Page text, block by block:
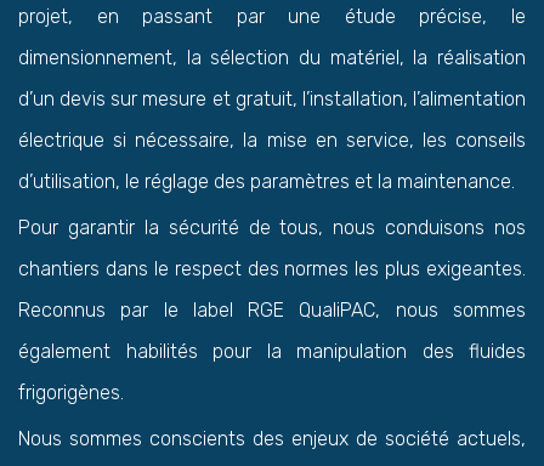
projet, en passant par une étude précise, le
dimensionnement, la sélection du matériel, la réalisation
d’un devis sur mesure et gratuit, l’installation, l’alimentation
électrique si nécessaire, la mise en service, les conseils
d’utilisation, le réglage des paramètres et la maintenance.
Pour garantir la sécurité de tous, nous conduisons nos
chantiers dans le respect des normes les plus exigeantes.
Reconnus par le label RGE QualiPAC, nous sommes
également habilités pour la manipulation des fluides
frigorigènes.
Nous sommes conscients des enjeux de société actuels,